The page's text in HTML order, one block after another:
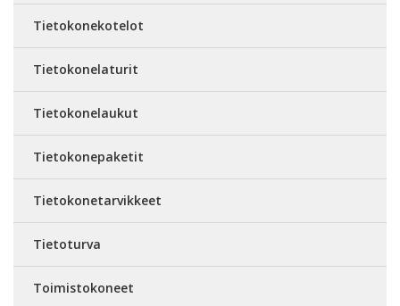
Tietokonekotelot
Tietokonelaturit
Tietokonelaukut
Tietokonepaketit
Tietokonetarvikkeet
Tietoturva
Toimistokoneet